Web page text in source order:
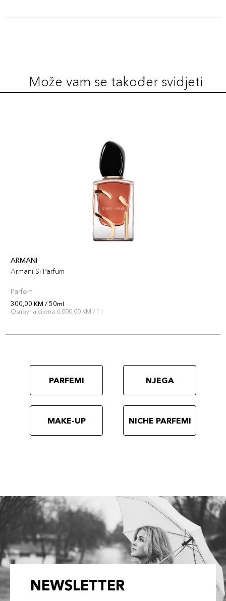
Može vam se također svidjeti
ARMANI
Armani Si Parfum
Parfem
300,00 KM / 50ml
Osnovna cijena 6.000,00 KM / 1 l
PARFEMI NJEGA
MAKE-UP NICHE PARFEMI
NEWSLETTER